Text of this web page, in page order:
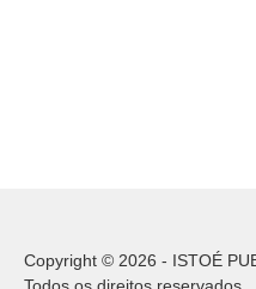
Copyright © 2026 - ISTOÉ